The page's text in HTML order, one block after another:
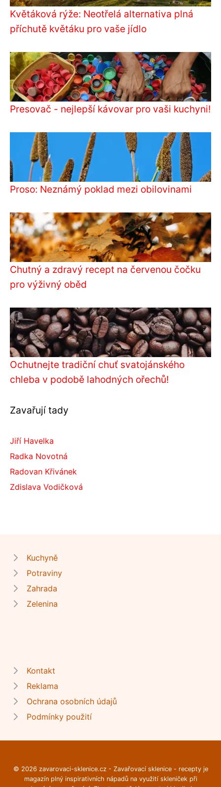
Květáková rýže: Neotřelá alternativa plná
příchutě květáku pro vaše jídlo
Presovač - nejlepší kávovar pro vaši kuchyni!
Proso: Neznámý poklad mezi obilovinami
Chutný a zdravý recept na červenou čočku
pro výživný oběd
Ochutnejte tradiční chuť svatojánského
chleba v podobě lahodných ořechů!
Zavařují tady
Jiří Havelka
Radka Novotná
Radovan Křivánek
Zdislava Vodičková
Kuchyně
Potraviny
Zahrada
Zelenina
Kontakt
Reklama
Ochrana osobních údajů
Podmínky použití
© 2026 zavarovaci-sklenice.cz - Zavařovací sklenice - recepty je
magazín plný inspirativních nápadů na využití skleniček při